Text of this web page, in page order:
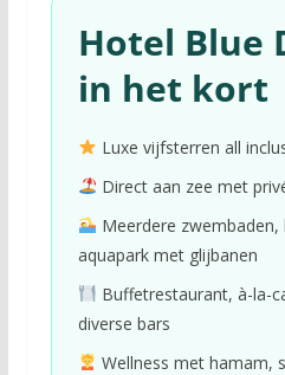
Hotel Blue
in het kort
Luxe vijfsterren all
Direct aan zee met
Meerdere zwembaden,
aquapark met glijbanen
Buffetrestaurant, à-la-
diverse bars
Wellness met hamam,